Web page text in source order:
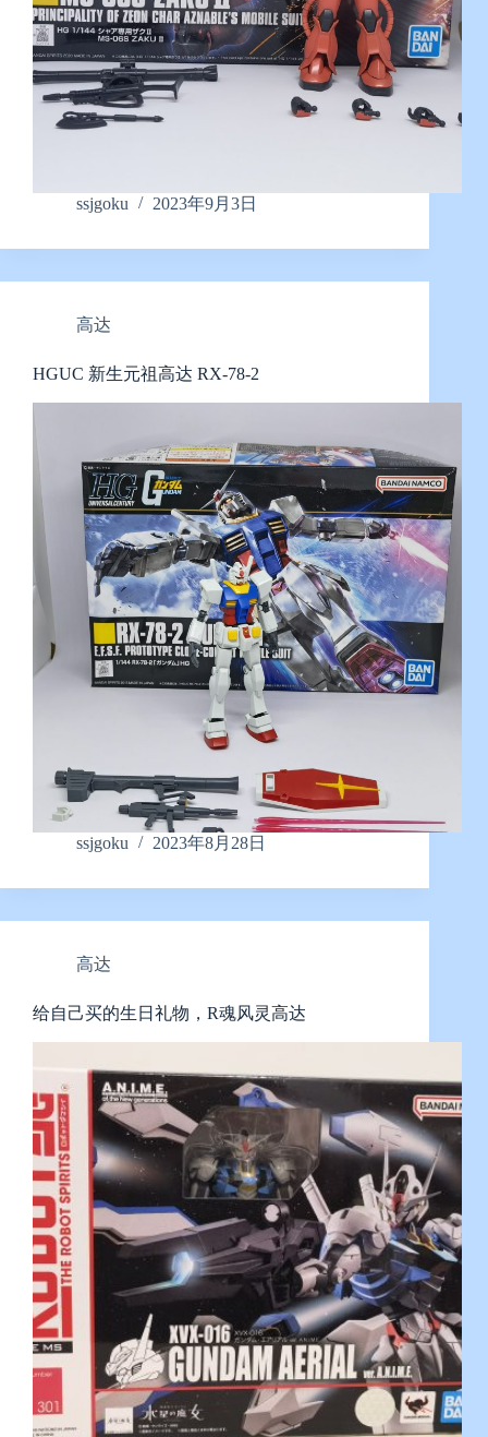
ssjgoku 2023年9月3日
高达
HGUC 新生元祖高达 RX-78-2
ssjgoku 2023年8月28日
高达
给自己买的生日礼物，R魂风灵高达